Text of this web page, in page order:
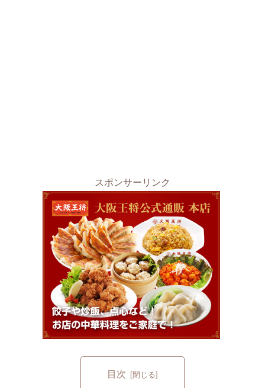
スポンサーリンク
目次